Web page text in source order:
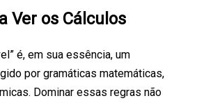
Ver os Cálculos
é, em sua essência, um
por gramáticas matemáticas,
Dominar essas regras não